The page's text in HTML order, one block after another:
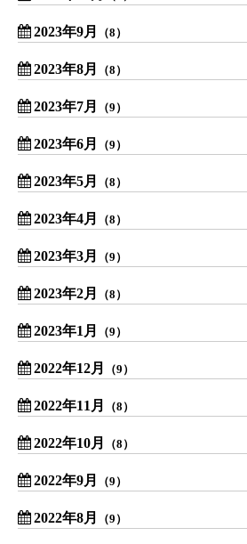
2023年9月 （8）
2023年8月 （8）
2023年7月 （9）
2023年6月 （9）
2023年5月 （8）
2023年4月 （8）
2023年3月 （9）
2023年2月 （8）
2023年1月 （9）
2022年12月 （9）
2022年11月 （8）
2022年10月 （8）
2022年9月 （9）
2022年8月 （9）